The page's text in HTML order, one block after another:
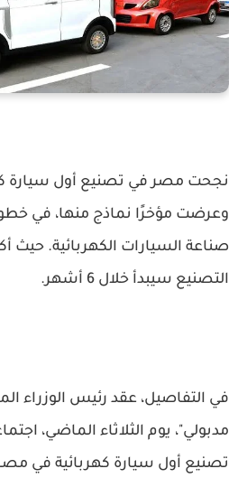
نجحت مصر في تصنيع أول سيارة
وعرضت مؤخرًا نماذج منها، في
صناعة السيارات الكهربائية. حيث
التصنيع سيبدأ خلال 6 أشهر.
في التفاصيل، عقد رئيس
مدبولي"، يوم الثلاثاء الماضي،
تصنيع أول سيارة كهربائية في